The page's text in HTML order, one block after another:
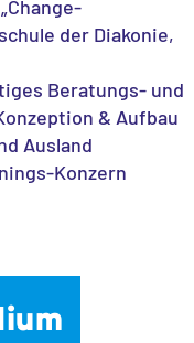
der Diakonie,
Beratungs- und
& Aufbau
Ausland
Konzern